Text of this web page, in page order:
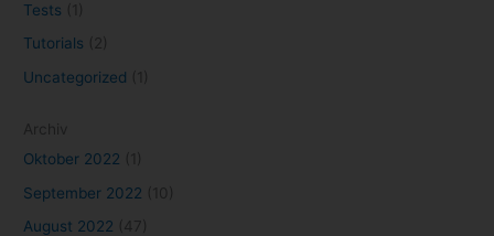
Tests
Tutorials
Uncategorized
Oktober 2022
September 2022
August 2022